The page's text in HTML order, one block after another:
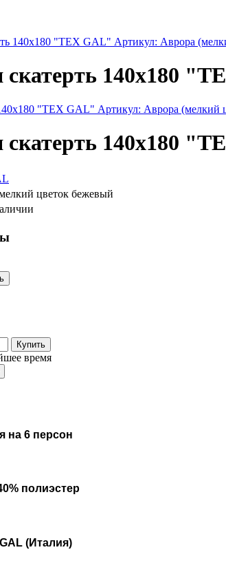
140х180 "TEX GAL" Артикул: Аврора
скатерть 140х180
скатерть 140х180
цветок бежевый
Купить
время
на 6 персон
полиэстер
(Италия)